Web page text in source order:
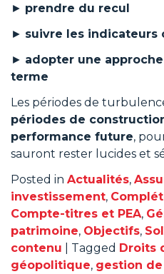
► prendre du recul
► suivre les indicateurs
► adopter une
terme
Les périodes de
périodes de
performance future,
sauront rester lucides et
Posted in Actualités,
investissement,
Compte-titres et PEA,
patrimoine, Objectifs,
contenu
Tagged Droits
géopolitique, gestion